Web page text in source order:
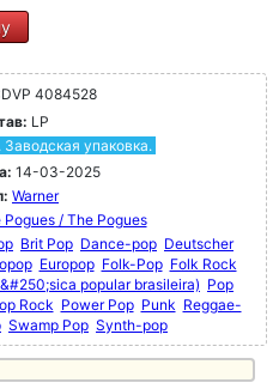
4084528
LP
Заводская упаковка.
14-03-2025
Warner
Pogues / The Pogues
Brit Pop Dance-pop Deutscher
Europop Folk-Pop Folk Rock
popular brasileira) Pop
Rock Power Pop Punk Reggae-
Swamp Pop Synth-pop